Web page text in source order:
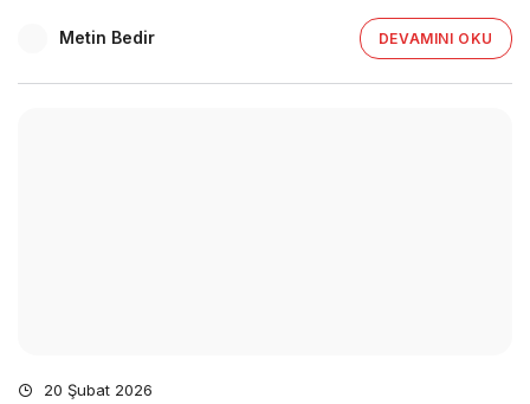
Metin Bedir DEVAMINI OKU
20 Şubat 2026